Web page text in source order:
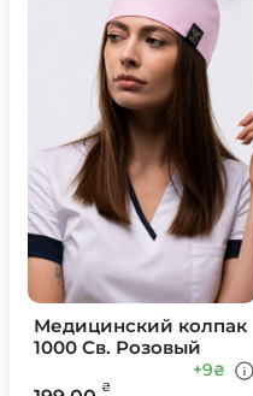
Медицинский колпак
1000 Св. Розовый
₴
+9₴